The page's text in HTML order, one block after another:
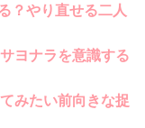
？やり直せる二人
ヨナラを意識する
みたい前向きな捉